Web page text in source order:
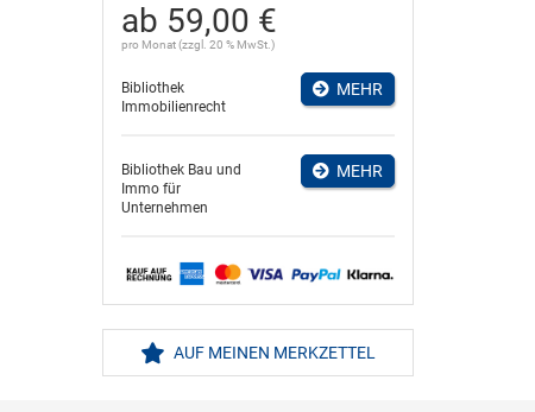
ab 59,00 €
pro Monat (zzgl. 20 % MwSt.)
Bibliothek
Immobilienrecht
MEHR
Bibliothek Bau und
Immo für
Unternehmen
MEHR
AUF MEINEN MERKZETTEL